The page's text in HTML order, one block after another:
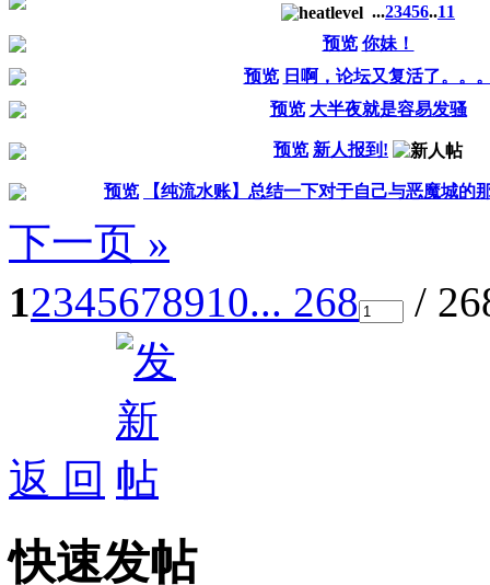
...23456..11
预览 你妹！
预览 日啊，论坛又复活了。。
预览 大半夜就是容易发骚
预览 新人报到!
预览 【纯流水账】总结一下对于自己与恶魔城的
下一页 »
12345678910... 268 /
返 回
快速发帖